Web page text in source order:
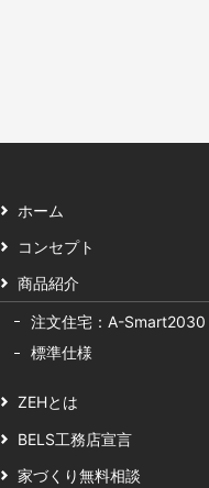
談
ホーム
コンセプト
商品紹介
注文住宅：A-Smart2030
標準仕様
ZEHとは
BELS工務店宣言
家づくり無料相談